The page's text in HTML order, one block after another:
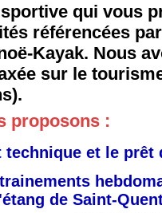
qui vous
référencées
Kayak. Nous
sur le
proposons :
technique et le prêt
de Saint-